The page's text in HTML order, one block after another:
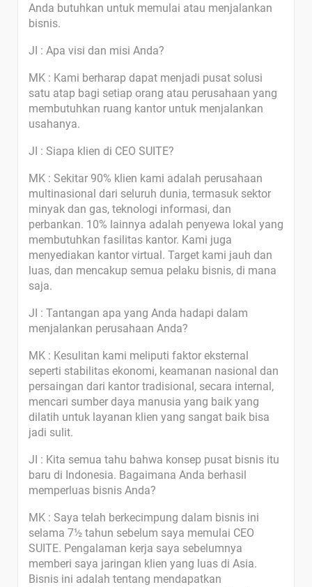
Anda butuhkan untuk memulai atau menjalankan
bisnis.
JI : Apa visi dan misi Anda?
MK : Kami berharap dapat menjadi pusat solusi
satu atap bagi setiap orang atau perusahaan yang
membutuhkan ruang kantor untuk menjalankan
usahanya.
JI : Siapa klien di CEO SUITE?
MK : Sekitar 90% klien kami adalah perusahaan
multinasional dari seluruh dunia, termasuk sektor
minyak dan gas, teknologi informasi, dan
perbankan. 10% lainnya adalah penyewa lokal yang
membutuhkan fasilitas kantor. Kami juga
menyediakan kantor virtual. Target kami jauh dan
luas, dan mencakup semua pelaku bisnis, di mana
saja.
JI : Tantangan apa yang Anda hadapi dalam
menjalankan perusahaan Anda?
MK : Kesulitan kami meliputi faktor eksternal
seperti stabilitas ekonomi, keamanan nasional dan
persaingan dari kantor tradisional, secara internal,
mencari sumber daya manusia yang baik yang
dilatih untuk layanan klien yang sangat baik bisa
jadi sulit.
JI : Kita semua tahu bahwa konsep pusat bisnis itu
baru di Indonesia. Bagaimana Anda berhasil
memperluas bisnis Anda?
MK : Saya telah berkecimpung dalam bisnis ini
selama 7½ tahun sebelum saya memulai CEO
SUITE. Pengalaman kerja saya sebelumnya
memberi saya jaringan klien yang luas di Asia.
Bisnis ini adalah tentang mendapatkan